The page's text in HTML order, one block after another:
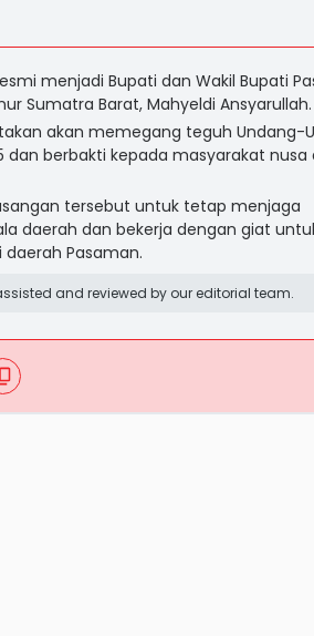
menjadi Bupati dan Wakil Bupati
Sumatra Barat, Mahyeldi Ansyarullah.
akan memegang teguh Undang-
dan berbakti kepada masyarakat nusa
tersebut untuk tetap menjaga
daerah dan bekerja dengan giat
Pasaman.
and reviewed by our editorial team.